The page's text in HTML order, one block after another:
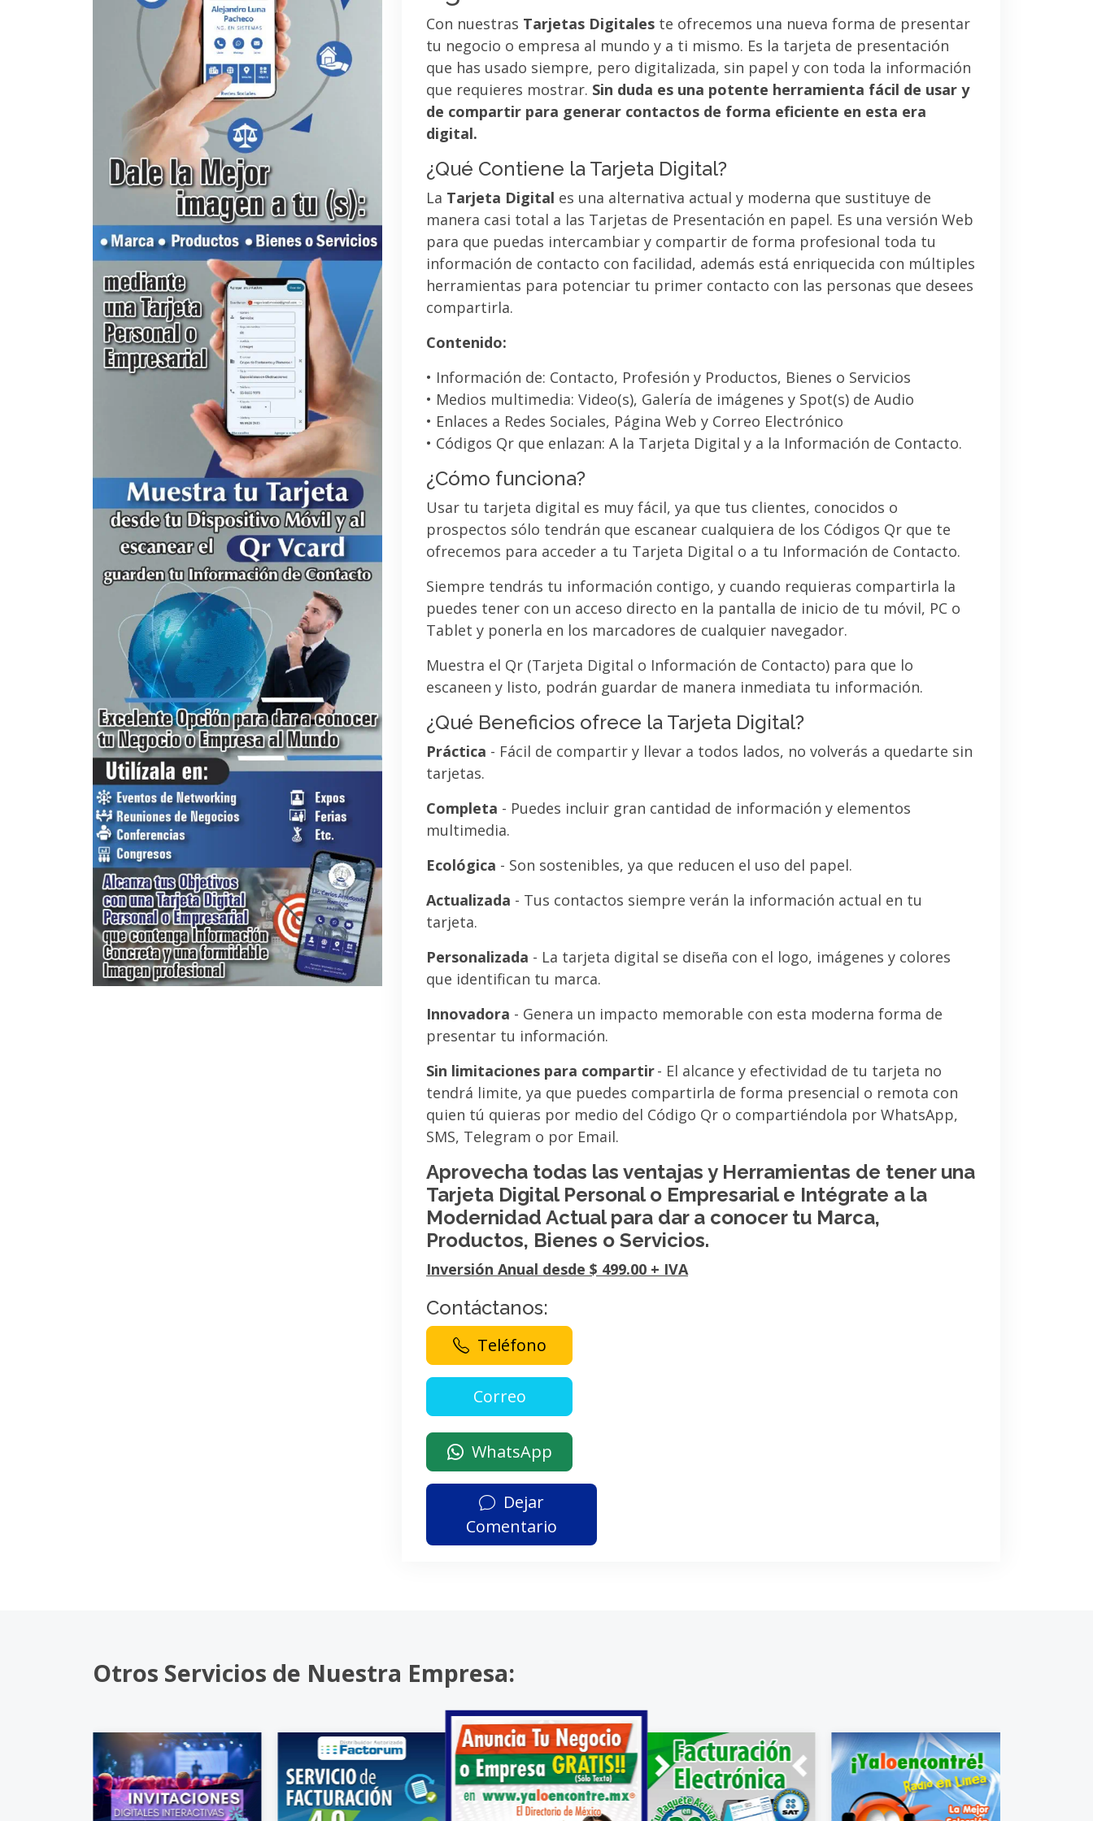
Con nuestras Tarjetas Digitales te ofrecemos una nueva forma de presentar
tu negocio o empresa al mundo y a ti mismo. Es la tarjeta de presentación
que has usado siempre, pero digitalizada, sin papel y con toda la información
que requieres mostrar. Sin duda es una potente herramienta fácil de usar y
de compartir para generar contactos de forma eficiente en esta era
digital.
¿Qué Contiene la Tarjeta Digital?
La Tarjeta Digital es una alternativa actual y moderna que sustituye de
manera casi total a las Tarjetas de Presentación en papel. Es una versión Web
para que puedas intercambiar y compartir de forma profesional toda tu
información de contacto con facilidad, además está enriquecida con múltiples
herramientas para potenciar tu primer contacto con las personas que desees
compartirla.
Contenido:
• Información de: Contacto, Profesión y Productos, Bienes o Servicios
• Medios multimedia: Video(s), Galería de imágenes y Spot(s) de Audio
• Enlaces a Redes Sociales, Página Web y Correo Electrónico
• Códigos Qr que enlazan: A la Tarjeta Digital y a la Información de Contacto.
¿Cómo funciona?
Usar tu tarjeta digital es muy fácil, ya que tus clientes, conocidos o
prospectos sólo tendrán que escanear cualquiera de los Códigos Qr que te
ofrecemos para acceder a tu Tarjeta Digital o a tu Información de Contacto.
Siempre tendrás tu información contigo, y cuando requieras compartirla la
puedes tener con un acceso directo en la pantalla de inicio de tu móvil, PC o
Tablet y ponerla en los marcadores de cualquier navegador.
Muestra el Qr (Tarjeta Digital o Información de Contacto) para que lo
escaneen y listo, podrán guardar de manera inmediata tu información.
¿Qué Beneficios ofrece la Tarjeta Digital?
Práctica - Fácil de compartir y llevar a todos lados, no volverás a quedarte sin
tarjetas.
Completa - Puedes incluir gran cantidad de información y elementos
multimedia.
Ecológica - Son sostenibles, ya que reducen el uso del papel.
Actualizada - Tus contactos siempre verán la información actual en tu
tarjeta.
Personalizada - La tarjeta digital se diseña con el logo, imágenes y colores
que identifican tu marca.
Innovadora - Genera un impacto memorable con esta moderna forma de
presentar tu información.
Sin limitaciones para compartir- El alcance y efectividad de tu tarjeta no
tendrá limite, ya que puedes compartirla de forma presencial o remota con
quien tú quieras por medio del Código Qr o compartiéndola por WhatsApp,
SMS, Telegram o por Email.
Aprovecha todas las ventajas y Herramientas de tener una
Tarjeta Digital Personal o Empresarial e Intégrate a la
Modernidad Actual para dar a conocer tu Marca,
Productos, Bienes o Servicios.
Inversión Anual desde $ 499.00 + IVA
Contáctanos:
Teléfono
WhatsApp
Dejar
Comentario
Otros Servicios de Nuestra Empresa: